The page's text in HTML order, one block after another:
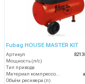
Fubag HOUSE MASTER KIT
Артикул
Мощность (л/с)
Тип привода
Материал компрессорной головки
Объём ресивера (л)